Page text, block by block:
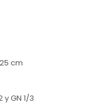
cm
GN 1/3